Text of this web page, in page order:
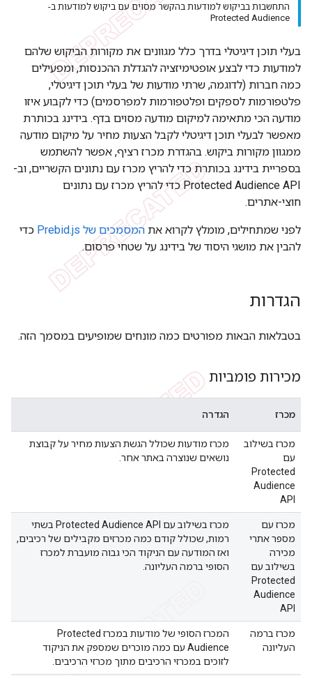
התחשבות בביקוש למודעות בהקשר מסוים עם ביקוש למודעות ב-
Protected Audience
בעלי תוכן דיגיטלי בדרך כלל מגוונים את מקורות הביקוש שלהם
למודעות כדי לבצע אופטימיזציה להגדלת ההכנסות, ומפעילים
כמה חברות (לדוגמה, שרתי מודעות של בעלי תוכן דיגיטלי,
פלטפורמות לספקים ופלטפורמות למפרסמים) כדי לקבוע איזו
מודעה הכי מתאימה למיקום מודעה מסוים בדף. בידינג בכותרת
מאפשר לבעלי תוכן דיגיטלי לקבל הצעות מחיר על מיקום מודעה
ממגוון מקורות ביקוש. בהגדרת מכרז רציף, אפשר להשתמש
בספריית בידינג בכותרת כדי להריץ מכרז עם נתונים הקשריים, וב-
Protected Audience API כדי להריץ מכרז עם נתונים
חוצי-אתרים.
לפני שמתחילים, מומלץ לקרוא את המסמכים של Prebid.js
כדי
להבין את מושגי היסוד של בידינג על שטחי פרסום.
הגדרות
בטבלאות הבאות מפורטים כמה מונחים שמופיעים במסמך הזה.
מכירות פומביות
מכרז הגדרה
מכרז בשילוב
עם
Protected
Audience
API
מכרז מודעות שכולל הגשת הצעות מחיר על קבוצת
נושאים שנוצרה באתר אחר.
מכרז עם
מספר אתרי
מכירה
בשילוב עם
Protected
Audience
API
מכרז בשילוב עם Protected Audience API בשתי
רמות, שכולל קודם כמה מכרזים מקבילים של רכיבים,
ואז המודעה עם הניקוד הכי גבוה מועברת למכרז
הסופי ברמה העליונה.
מכרז ברמה
העליונה
המכרז הסופי של מודעות במכרז Protected
Audience עם כמה מוכרים שמספק את הניקוד
לזוכים במכרזי הרכיבים מתוך מכרזי הרכיבים.